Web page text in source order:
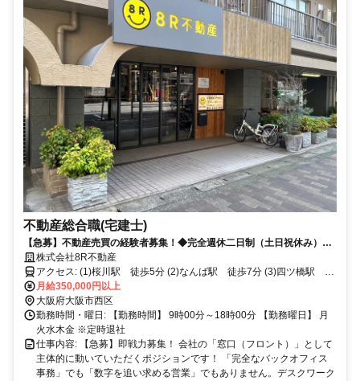
不動産総合職(宅建士)
【急募】不動産売買の経験者募集！◆完全週休二日制（土日祝休み）残
業なし◆月給35万円〜＋ボーナス年2回
株式会社8R不動産
アクセス: (1)桜川駅 徒歩5分 (2)なんば駅 徒歩7分 (3)四ツ橋駅 徒
歩7分 (4)大阪難波駅 徒歩8分 (5)西大橋駅 徒歩8分 複数路線・複数
駅から徒歩すぐの通勤便利なオフィスです。
月給350,000円以上
大阪府大阪市西区
勤務時間・曜日: 【勤務時間】 9時00分～18時00分 【勤務曜日】 月
火水木金 ※定時退社
仕事内容: 【急募】即戦力募集！ 会社の「窓口（フロント）」として
主体的に動いていただくポジションです！ 「完全なバックオフィス
事務」でも「数字を追い求める営業」でもありません。デスクワーク